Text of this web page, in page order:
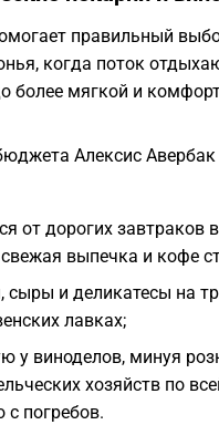
правильный
когда поток
более мягкой и
Алексис
от дорогих
выпечка и кофе
сыры и деликатесы на
лавках;
у виноделов, минуя
хозяйств по
погребов.